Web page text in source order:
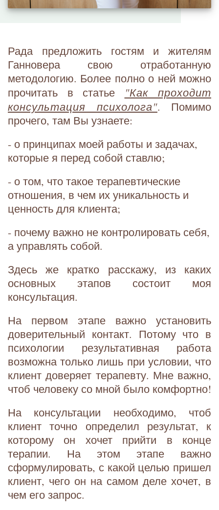
Рада предложить гостям и жителям
Ганновера свою отработанную
методологию. Более полно о ней можно
прочитать в статье
"Как проходит
консультация психолога". Помимо
прочего, там Вы узнаете:
- о принципах моей работы и задачах,
которые я перед собой ставлю;
- о том, что такое терапевтические
отношения, в чем их уникальность и
ценность для клиента;
- почему важно не контролировать себя,
а управлять собой.
Здесь же кратко расскажу, из каких
основных этапов состоит моя
консультация.
На первом этапе важно установить
доверительный контакт. Потому что в
психологии результативная работа
возможна только лишь при условии, что
клиент доверяет терапевту. Мне важно,
чтоб человеку со мной было комфортно!
На консультации необходимо, чтоб
клиент точно определил результат, к
которому он хочет прийти в конце
терапии. На этом этапе важно
сформулировать, с какой целью пришел
клиент, чего он на самом деле хочет, в
чем его запрос.